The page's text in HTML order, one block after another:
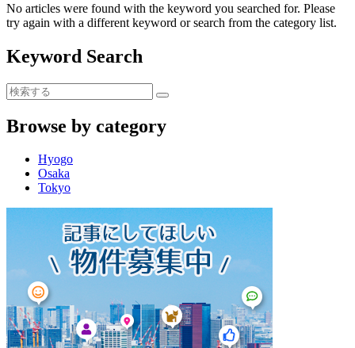
No articles were found with the keyword you searched for. Please
try again with a different keyword or search from the category list.
Keyword Search
Browse by category
Hyogo
Osaka
Tokyo